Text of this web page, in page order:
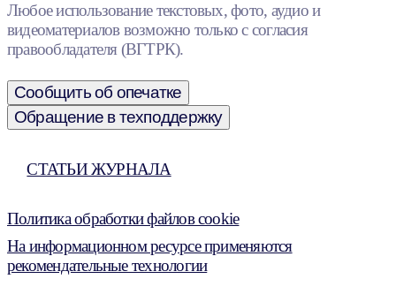
Любое использование текстовых, фото, аудио и
видеоматериалов возможно только с согласия
правообладателя (ВГТРК).
Сообщить об опечатке
Обращение в техподдержку
СТАТЬИ ЖУРНАЛА
Политика обработки файлов cookie
На информационном ресурсе применяются
рекомендательные технологии